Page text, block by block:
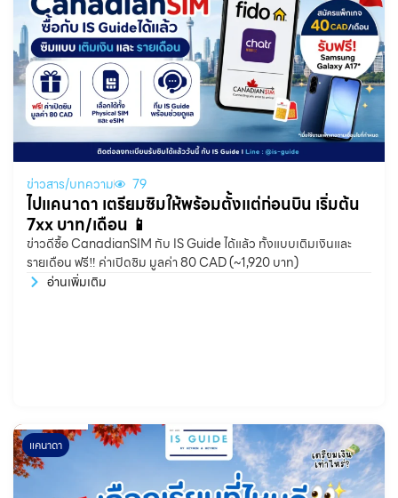
ข่าวสาร/บทความ 79
ไปแคนาดา เตรียมซิมให้พร้อมตั้งแต่ก่อนบิน เริ่มต้น
7xx บาท/เดือน 📱
ข่าวดีซื้อ CanadianSIM กับ IS Guide ได้แล้ว ทั้งแบบเติมเงินและ
รายเดือน ฟรี‼️ ค่าเปิดซิม มูลค่า 80 CAD (~1,920 บาท)
อ่านเพิ่มเติม
แคนาดา